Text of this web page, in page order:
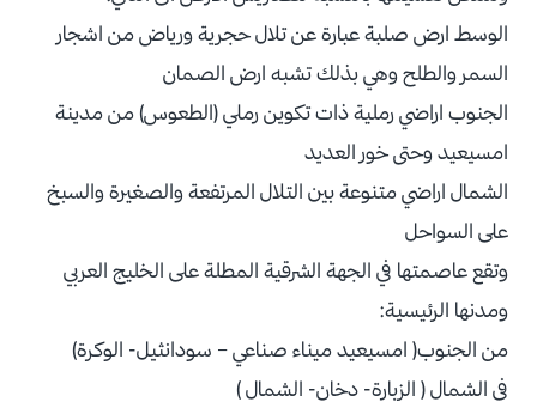
الوسط ارض صلبة عبارة عن تلال حجرية ورياض من اشجار
السمر والطلح وهي بذلك تشبه ارض الصمان
الجنوب اراضي رملية ذات تكوين رملي (الطعوس) من مدينة
امسيعيد وحتى خور العديد
الشمال اراضي متنوعة بين التلال المرتفعة والصغيرة والسبخ
على السواحل
وتقع عاصمتها في الجهة الشرقية المطلة على الخليج العربي
ومدنها الرئيسية:
من الجنوب( امسيعيد ميناء صناعي – سودانثيل- الوكرة)
في الشمال ( الزبارة- دخان- الشمال )